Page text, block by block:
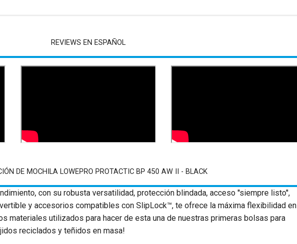
REVIEWS EN ESPAÑOL
DE MOCHILA LOWEPRO PROTACTIC BP 450 AW II - BLACK
con su robusta versatilidad, protección blindada, acceso ''siempre listo'',
y accesorios compatibles con SlipLock™, te ofrece la máxima flexibilidad en
materiales utilizados para hacer de esta una de nuestras primeras bolsas para
reciclados y teñidos en masa!